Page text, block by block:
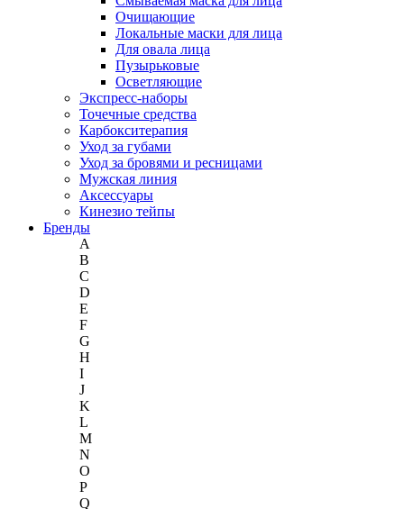
Очищающие
Локальные маски для лица
Для овала лица
Пузырьковые
Осветляющие
Экспресс-наборы
Точечные средства
Карбокситерапия
Уход за губами
Уход за бровями и ресницами
Мужская линия
Аксессуары
Кинезио тейпы
Бренды
A
B
C
D
E
F
G
H
I
J
K
L
M
N
O
P
Q